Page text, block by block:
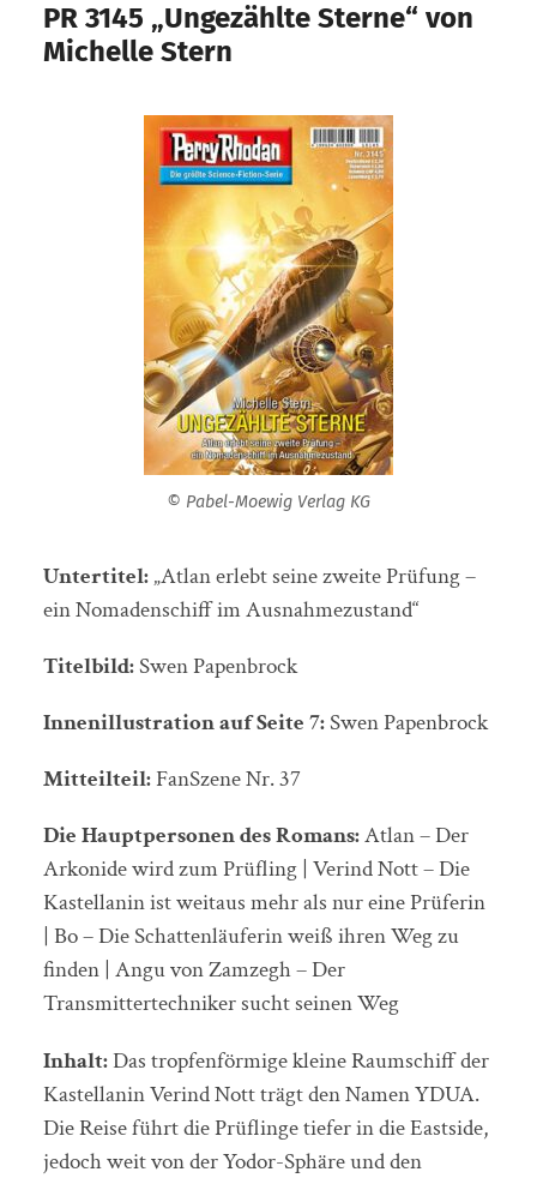
PR 3145 „Ungezählte Sterne“ von
Michelle Stern
© Pabel-Moewig Verlag KG
Untertitel:„Atlan erlebt seine zweite Prüfung –
ein Nomadenschiff im Ausnahmezustand“
Titelbild:Swen Papenbrock
Innenillustration auf Seite 7:Swen Papenbrock
Mitteilteil:FanSzene Nr. 37
Die Hauptpersonen des Romans:Atlan – Der
Arkonide wird zum Prüfling | Verind Nott – Die
Kastellanin ist weitaus mehr als nur eine Prüferin
| Bo – Die Schattenläuferin weiß ihren Weg zu
finden | Angu von Zamzegh – Der
Transmittertechniker sucht seinen Weg
Inhalt:Das tropfenförmige kleine Raumschiff der
Kastellanin Verind Nott trägt den Namen YDUA.
Die Reise führt die Prüflinge tiefer in die Eastside,
jedoch weit von der Yodor-Sphäre und den